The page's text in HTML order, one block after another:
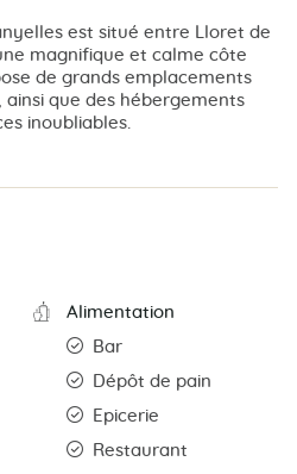
est situé entre Lloret de
magnifique et calme côte
de grands emplacements
que des hébergements
inoubliables.
Alimentation
Bar
Dépôt de pain
Epicerie
Restaurant